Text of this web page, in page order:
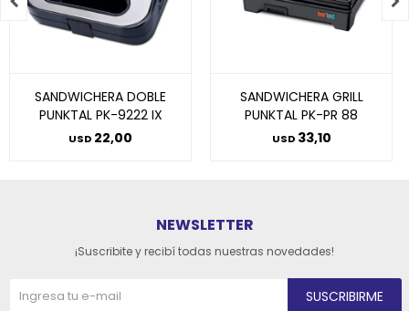
SANDWICHERA DOBLE
PUNKTAL PK-9222 IX
USD 22,00
SANDWICHERA GRILL
PUNKTAL PK-PR 88
USD 33,10
NEWSLETTER
¡Suscribite y recibí todas nuestras novedades!
SUSCRIBIRME